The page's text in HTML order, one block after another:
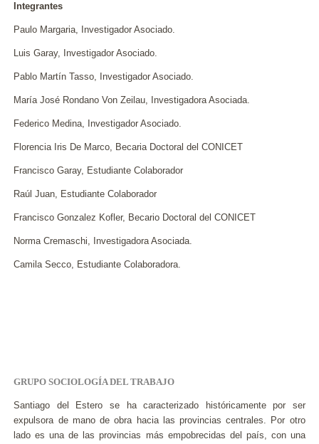
Integrantes
Paulo Margaria, Investigador Asociado.
Luis Garay, Investigador Asociado.
Pablo Martín Tasso, Investigador Asociado.
María José Rondano Von Zeilau, Investigadora Asociada.
Federico Medina, Investigador Asociado.
Florencia Iris De Marco, Becaria Doctoral del CONICET
Francisco Garay, Estudiante Colaborador
Raúl Juan, Estudiante Colaborador
Francisco Gonzalez Kofler, Becario Doctoral del CONICET
Norma Cremaschi, Investigadora Asociada.
Camila Secco, Estudiante Colaboradora.
GRUPO SOCIOLOGÍA DEL TRABAJO
Santiago del Estero se ha caracterizado históricamente por ser
expulsora de mano de obra hacia las provincias centrales. Por otro
lado es una de las provincias más empobrecidas del país, con una